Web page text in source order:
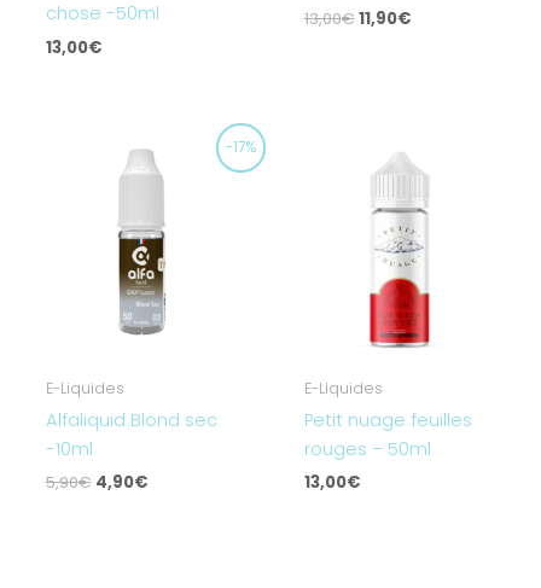
chose -50ml
13,00€
13,00€11,90€
-17%
E-Liquides
Alfaliquid Blond sec
-10ml
5,90€
prix
initial
5,90€.
4,90€
prix
actuel
4,90€.
E-Liquides
Petit nuage feuilles
rouges – 50ml
13,00€